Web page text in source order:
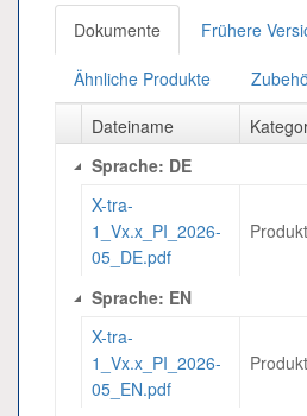
Dokumente Frühere
Ähnliche Produkte
Dateiname
Sprache: DE
X-tra-
1_Vx.x_PI_2026-
05_DE.pdf
Sprache: EN
X-tra-
1_Vx.x_PI_2026-
05_EN.pdf